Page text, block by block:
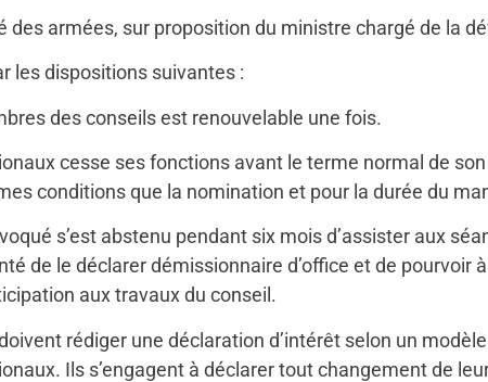
des armées, sur proposition du ministre chargé de la
les dispositions suivantes :
des conseils est renouvelable une fois.
cesse ses fonctions avant le terme normal de
conditions que la nomination et pour la durée du
s’est abstenu pendant six mois d’assister aux
de le déclarer démissionnaire d’office et de pourvoir
aux travaux du conseil.
rédiger une déclaration d’intérêt selon un
Ils s’engagent à déclarer tout changement de